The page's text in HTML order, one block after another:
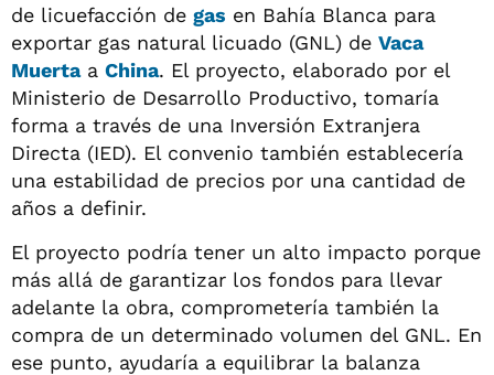
de licuefacción de gas en Bahía Blanca para
exportar gas natural licuado (GNL) de Vaca
Muertaa China. El proyecto, elaborado por el
Ministerio de Desarrollo Productivo, tomaría
forma a través de una Inversión Extranjera
Directa (IED). El convenio también establecería
una estabilidad de precios por una cantidad de
años a definir.
El proyecto podría tener un alto impacto porque
más allá de garantizar los fondos para llevar
adelante la obra, comprometería también la
compra de un determinado volumen del GNL. En
ese punto, ayudaría a equilibrar la balanza